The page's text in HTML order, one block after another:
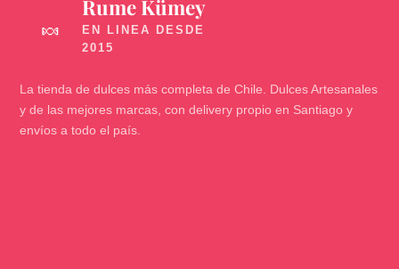
🍬
Rume Kümey
La tienda de dulces más completa de Chile. Dulces Artesanales
y de las mejores marcas, con delivery propio en Santiago y
envíos a todo el país.